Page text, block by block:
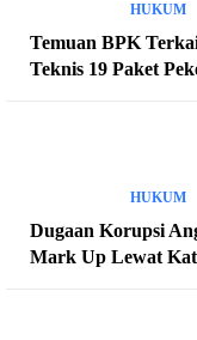
HUKUM
Temuan BPK
Teknis 19 Paket
HUKUM
Dugaan Korupsi
Mark Up Lewat